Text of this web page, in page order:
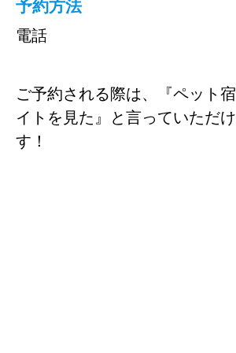
予約方法
電話
ご予約される際は、『ペット
イトを見た』と言っていただ
す！